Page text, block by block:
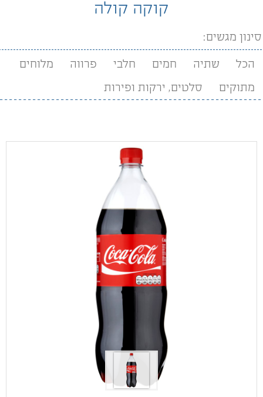
קוקה קולה
סינון מגשים:
הכל שתיה חמים חלבי פרווה מלוחים
מתוקים סלטים, ירקות ופירות